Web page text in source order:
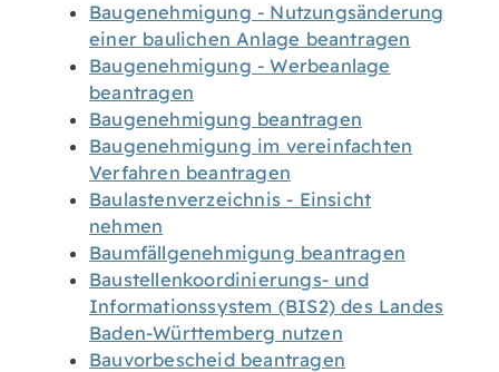
Baugenehmigung - Nutzungsänderung
einer baulichen Anlage beantragen
Baugenehmigung - Werbeanlage
beantragen
Baugenehmigung beantragen
Baugenehmigung im vereinfachten
Verfahren beantragen
Baulastenverzeichnis - Einsicht
nehmen
Baumfällgenehmigung beantragen
Baustellenkoordinierungs- und
Informationssystem (BIS2) des Landes
Baden-Württemberg nutzen
Bauvorbescheid beantragen